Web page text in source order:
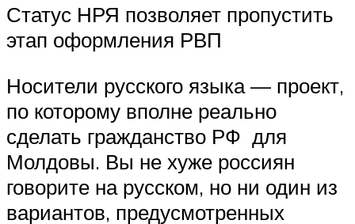
Статус НРЯ позволяет пропустить
этап оформления РВП
Носители русского языка — проект,
по которому вполне реально
сделать гражданство РФ для
Молдовы. Вы не хуже россиян
говорите на русском, но ни один из
вариантов, предусмотренных